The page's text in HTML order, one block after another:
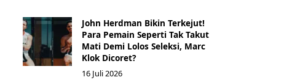
John Herdman Bikin Terkejut!
Para Pemain Seperti Tak Takut
Mati Demi Lolos Seleksi, Marc
Klok Dicoret?
16 Juli 2026